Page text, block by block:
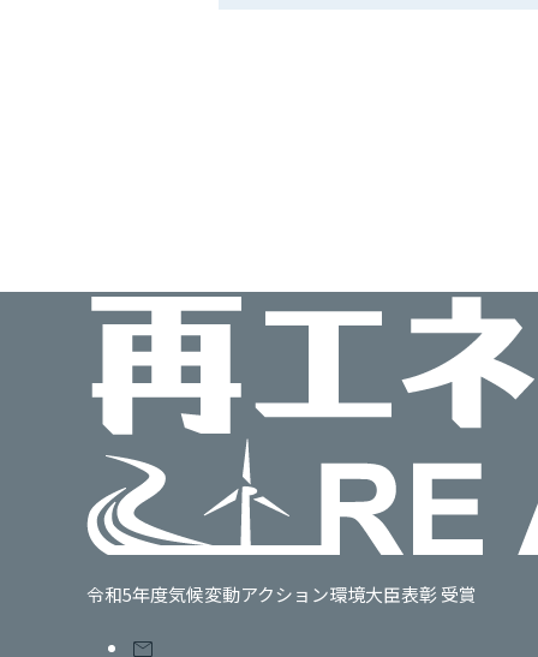
令和5年度気候変動アクション環境大臣表彰 受賞
mail